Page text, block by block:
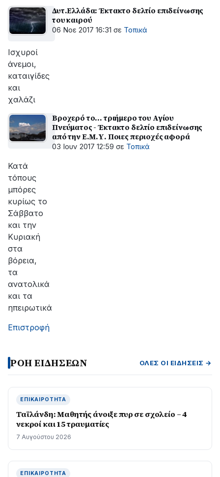
Δυτ.Ελλάδα: Έκτακτο δελτίο επιδείνωσης
του καιρού
06 Νοε 2017 16:31 σε Τοπικά
Ισχυροί
άνεμοι,
καταιγίδες
και
χαλάζι
Βροχερό το... τριήμερο του Αγίου
Πνεύματος - Έκτακτο δελτίο επιδείνωσης
από την Ε.Μ.Υ. Ποιες περιοχές αφορά
03 Ιουν 2017 12:59 σε Τοπικά
Κατά
τόπους
μπόρες
κυρίως το
Σάββατο
και την
Κυριακή
στα
βόρεια,
τα
ανατολικά
και τα
ηπειρωτικά
Επιστροφή
ΡΟΗ ΕΙΔΗΣΕΩΝ ΌΛΕΣ ΟΙ ΕΙΔΉΣΕΙΣ →
ΕΠΙΚΑΙΡΌΤΗΤΑ
Ταϊλάνδη: Μαθητής άνοιξε πυρ σε σχολείο – 4
νεκροί και 15 τραυματίες
7 Αυγούστου 2026
ΕΠΙΚΑΙΡΌΤΗΤΑ